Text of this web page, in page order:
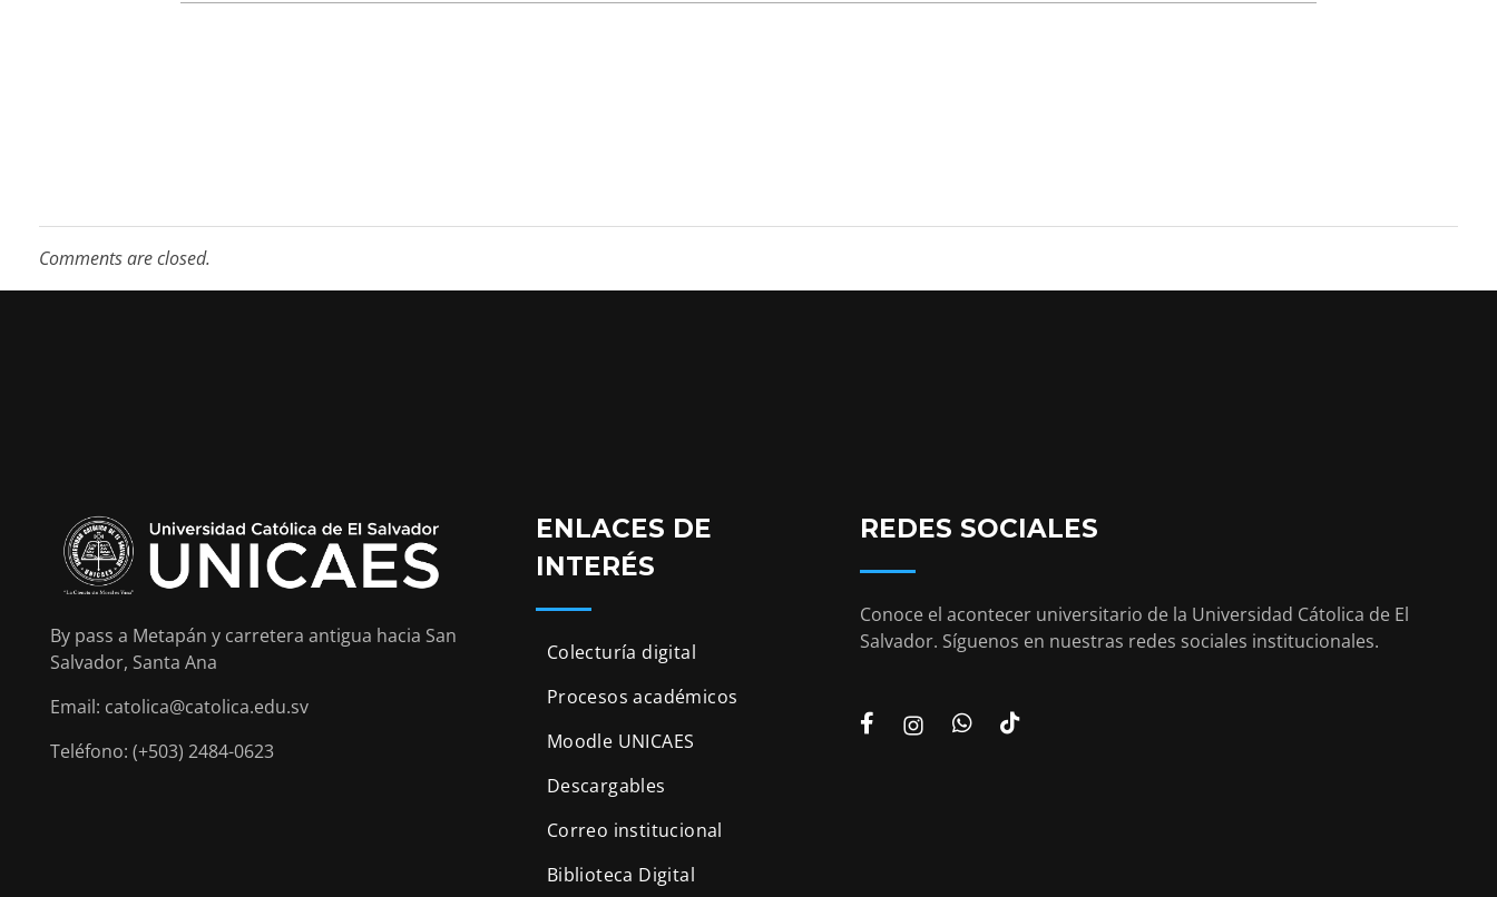
Comments are closed.
By pass a Metapán y carretera antigua hacia San
Salvador, Santa Ana
Email: catolica@catolica.edu.sv
Teléfono: (+503) 2484-0623
ENLACES DE
INTERÉS
Colecturía digital
Procesos académicos
Moodle UNICAES
Descargables
Correo institucional
Biblioteca Digital
REDES SOCIALES
Conoce el acontecer universitario de la Universidad Cátolica de El
Salvador. Síguenos en nuestras redes sociales institucionales.